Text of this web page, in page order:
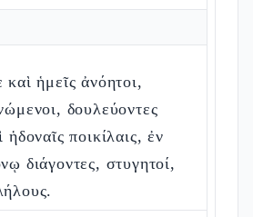
ἡμεῖς ἀνόητοι,
δουλεύοντες
ἡδοναῖς ποικίλαις, ἐν
διάγοντες, στυγητοί,